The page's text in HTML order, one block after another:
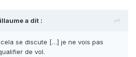
a dit :
se discute […] je ne vois pas
de vol.